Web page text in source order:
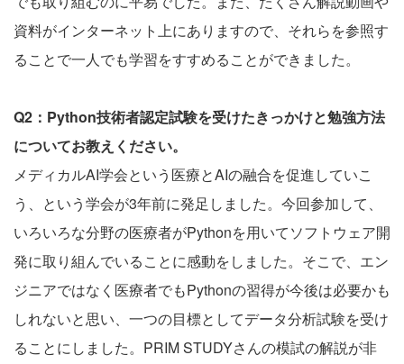
資料がインターネット上にありますので、それらを参照す
ることで一人でも学習をすすめることができました。
Q2：Python技術者認定試験を受けたきっかけと勉強方法
についてお教えください。
メディカルAI学会という医療とAIの融合を促進していこ
う、という学会が3年前に発足しました。今回参加して、
いろいろな分野の医療者がPythonを用いてソフトウェア開
発に取り組んでいることに感動をしました。そこで、エン
ジニアではなく医療者でもPythonの習得が今後は必要かも
しれないと思い、一つの目標としてデータ分析試験を受け
ることにしました。PRIM STUDYさんの模試の解説が非